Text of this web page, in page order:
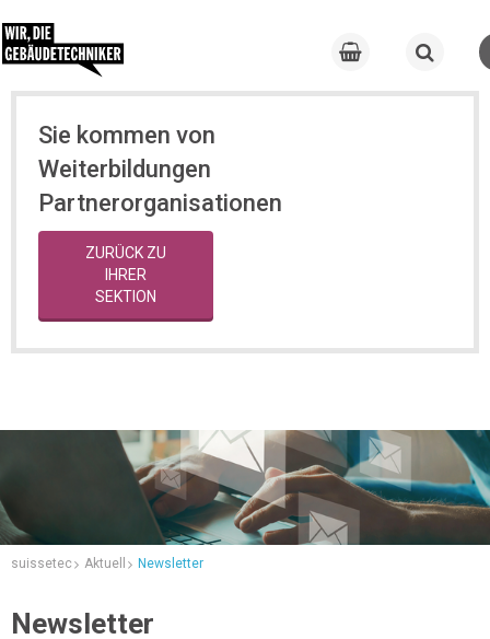
Sie kommen von
Weiterbildungen
Partnerorganisationen
ZURÜCK ZU
IHRER
SEKTION
suissetec Aktuell Newsletter
Newsletter